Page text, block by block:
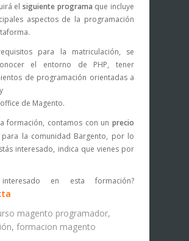
el siguiente programa que incluye
aspectos de la programación
para la matriculación, se
el entorno de PHP, tener
de programación orientadas a
de Magento.
formación, contamos con un precio
para la comunidad Bargento, por lo
interesado, indica que vienes por
interesado en esta formación?
magento programador,
, formacion magento